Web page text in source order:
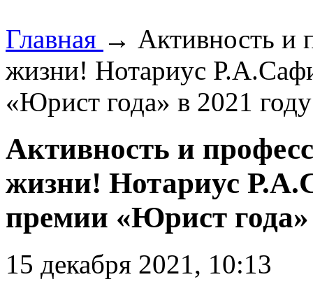
Главная → Активность и
жизни! Нотариус
«Юрист года» в 2021
Активность и
жизни! Нотариус
премии «Юрист года»
15 декабря 2021, 10:13